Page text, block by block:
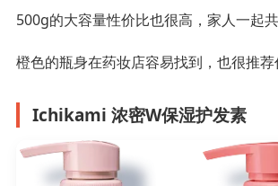
500g的大容量性价比也很高，家人一起共
橙色的瓶身在药妆店容易找到，也很推荐
Ichikami 浓密W保湿护发素